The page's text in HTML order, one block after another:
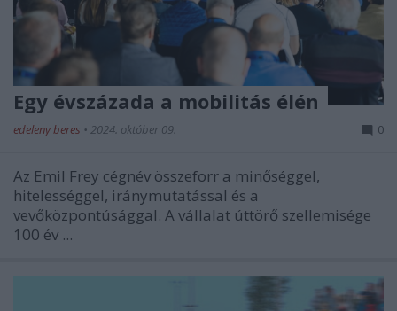
Egy évszázada a mobilitás élén
edeleny beres • 2024. október 09. 0
Az Emil Frey cégnév összeforr a minőséggel,
hitelességgel, iránymutatással és a
vevőközpontúsággal. A vállalat úttörő szellemisége
100 év ...